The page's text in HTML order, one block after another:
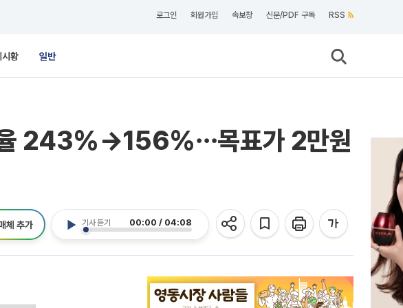
로그인 회원가입 속보창 신문/PDF 구독 RSS
시황 일반
율 243%→156%⋯목표가 2만원
기사 듣기 00:00 / 04:08
체 추가